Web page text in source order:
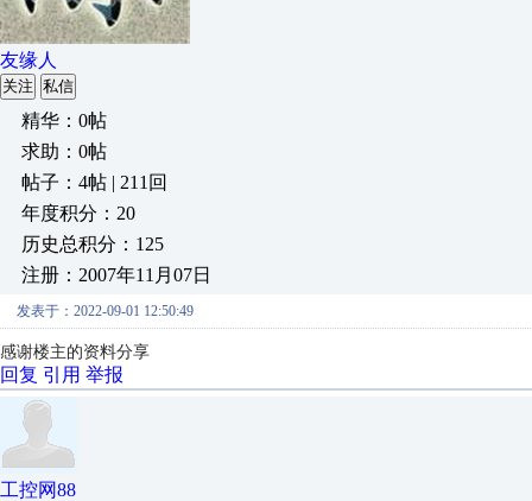
友缘人
关注 私信
精华：0帖
求助：0帖
帖子：4帖 | 211回
年度积分：20
历史总积分：125
注册：2007年11月07日
发表于：2022-09-01 12:50:49
感谢楼主的资料分享
回复 引用 举报
工控网88